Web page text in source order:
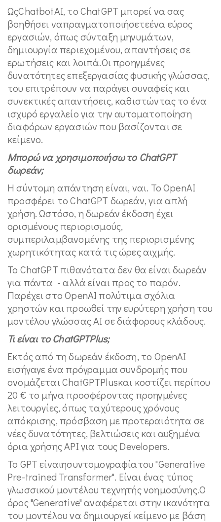
ΩςChatbotAI, το ChatGPT μπορεί να σας
βοηθήσει ναπραγματοποιήσετεένα εύρος
εργασιών, όπως σύνταξη μηνυμάτων,
δημιουργία περιεχομένου, απαντήσεις σε
ερωτήσεις και λοιπά.Οι προηγμένες
δυνατότητες επεξεργασίας φυσικής γλώσσας,
του επιτρέπουν να παράγει συναφείς και
συνεκτικές απαντήσεις, καθιστώντας το ένα
ισχυρό εργαλείο για την αυτοματοποίηση
διαφόρων εργασιών που βασίζονται σε
κείμενο.
Μπορώ να χρησιμοποιήσω το ChatGPT
δωρεάν;
Η σύντομη απάντηση είναι, ναι. Το OpenAI
προσφέρει το ChatGPT δωρεάν, για απλή
χρήση. Ωστόσο, η δωρεάν έκδοση έχει
ορισμένους περιορισμούς,
συμπεριλαμβανομένης της περιορισμένης
χωρητικότητας κατά τις ώρες αιχμής.
Το ChatGPT πιθανότατα δεν θα είναι δωρεάν
για πάντα - αλλά είναι προς το παρόν.
Παρέχει στο OpenAI πολύτιμα σχόλια
χρηστών και προωθεί την ευρύτερη χρήση του
μοντέλου γλώσσας AI σε διάφορους κλάδους.
Τι είναι τοChatGPTPlus;
Εκτός από τη δωρεάν έκδοση, το OpenAI
εισήγαγε ένα πρόγραμμα συνδρομής που
ονομάζεται ChatGPTPlusκαι κοστίζει περίπου
20 € το μήνα προσφέροντας προηγμένες
λειτουργίες, όπως ταχύτερους χρόνους
απόκρισης, πρόσβαση με προτεραιότητα σε
νέες δυνατότητες, βελτιώσεις και αυξημένα
όρια χρήσης API για τους Developers.
Το GPT είναιησυντομογραφίατου "Generative
Pre-trained Transformer". Είναι ένας τύπος
γλωσσικού μοντέλου τεχνητής νοημοσύνης.Ο
όρος "Generative" αναφέρεται στην ικανότητα
του μοντέλου να δημιουργεί κείμενο με βάση